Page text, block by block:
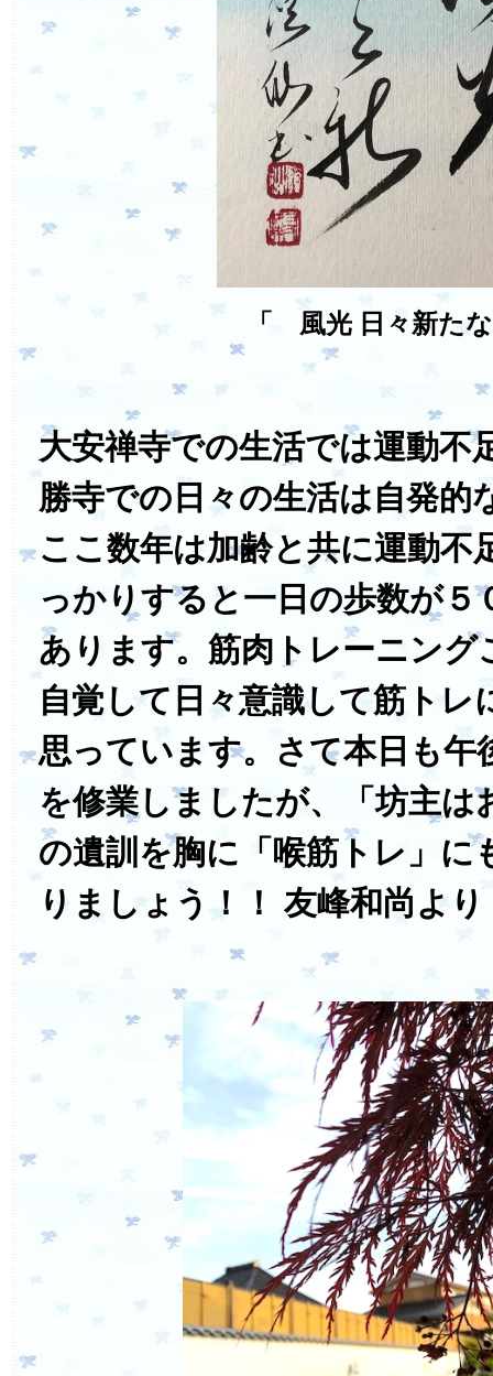
「 風光 日々新た
大安禅寺での生活では運動不
勝寺での日々の生活は自発的
ここ数年は加齢と共に運動不
っかりすると一日の歩数が５
あります。筋肉トレーニング
自覚して日々意識して筋トレ
思っています。さて本日も午
を修業しましたが、「坊主は
の遺訓を胸に「喉筋トレ」に
りましょう！！ 友峰和尚より